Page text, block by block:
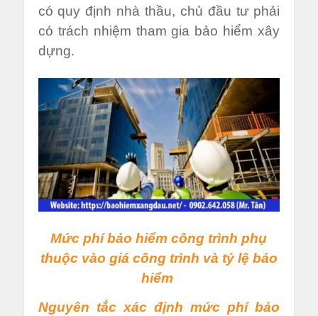
có quy định nhà thầu, chủ đầu tư phải
có trách nhiệm tham gia bảo hiểm xây
dựng.
Mức phí bảo hiểm công trình phụ
thuộc vào giá công trình và tỷ lệ bảo
hiểm
Nguyên tắc xác định mức phí bảo